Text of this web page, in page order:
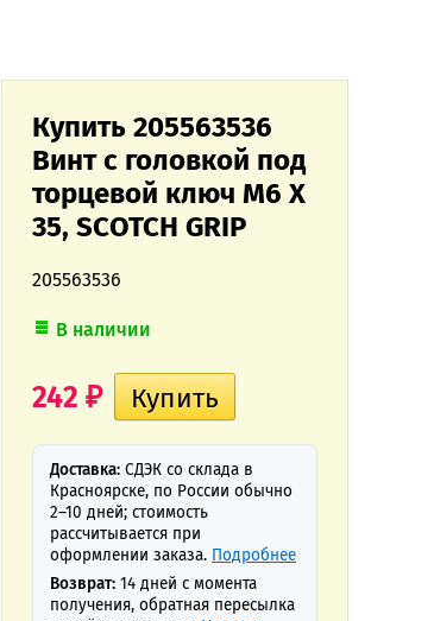
Купить 205563536
Винт с головкой под
торцевой ключ M6 X
35, SCOTCH GRIP
205563536
В наличии
242 ₽
Доставка: СДЭК со склада в
Красноярске, по России обычно
2–10 дней; стоимость
рассчитывается при
оформлении заказа. Подробнее
Возврат: 14 дней с момента
получения, обратная пересылка